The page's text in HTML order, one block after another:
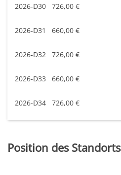
2026-D30 726,00 €
2026-D31 660,00 €
2026-D32 726,00 €
2026-D33 660,00 €
2026-D34 726,00 €
Position des Standorts